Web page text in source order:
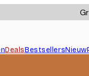
DealsBestsellersNieuw